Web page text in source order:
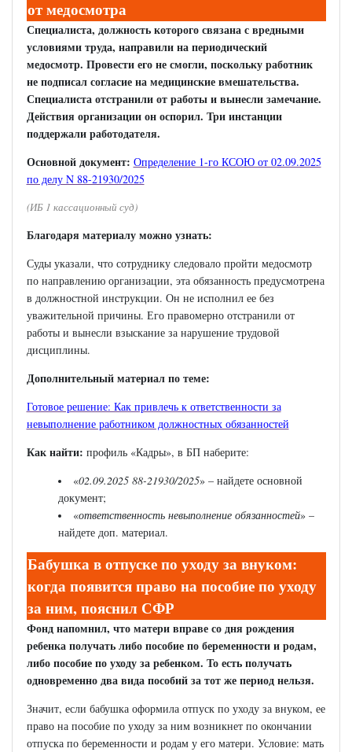
от медосмотра
Специалиста, должность которого связана с вредными
условиями труда, направили на периодический
медосмотр. Провести его не смогли, поскольку работник
не подписал согласие на медицинские вмешательства.
Специалиста отстранили от работы и вынесли замечание.
Действия организации он оспорил. Три инстанции
поддержали работодателя.
Основной документ: Определение 1-го КСОЮ от 02.09.2025
по делу N 88-21930/2025
(ИБ 1 кассационный суд)
Благодаря материалу можно узнать:
Суды указали, что сотруднику следовало пройти медосмотр
по направлению организации, эта обязанность предусмотрена
в должностной инструкции. Он не исполнил ее без
уважительной причины. Его правомерно отстранили от
работы и вынесли взыскание за нарушение трудовой
дисциплины.
Дополнительный материал по теме:
Готовое решение: Как привлечь к ответственности за
невыполнение работником должностных обязанностей
Как найти: профиль «Кадры», в БП наберите:
«02.09.2025 88-21930/2025» – найдете основной
документ;
«ответственность невыполнение обязанностей» –
найдете доп. материал.
Бабушка в отпуске по уходу за внуком:
когда появится право на пособие по уходу
за ним, пояснил СФР
Фонд напомнил, что матери вправе со дня рождения
ребенка получать либо пособие по беременности и родам,
либо пособие по уходу за ребенком. То есть получать
одновременно два вида пособий за тот же период нельзя.
Значит, если бабушка оформила отпуск по уходу за внуком, ее
право на пособие по уходу за ним возникнет по окончании
отпуска по беременности и родам у его матери. Условие: мать